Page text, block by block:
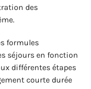
des
formules
séjours en fonction
différentes étapes
courte durée